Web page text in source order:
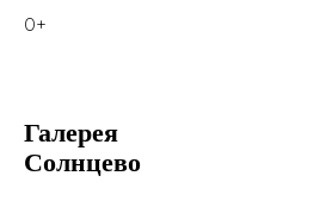
0+
Галерея
Солнцево